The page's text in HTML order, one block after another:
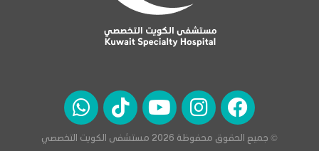
© جميع الحقوق محفوظة 2026 مستشفى الكويت التخصصي